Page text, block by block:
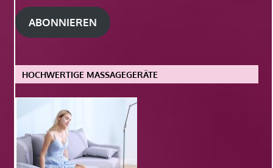
Adresse
ABONNIEREN
HOCHWERTIGE MASSAGEGERÄTE